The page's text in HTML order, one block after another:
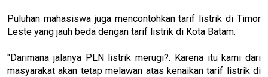
Puluhan mahasiswa juga mencontohkan tarif listrik di Timor
Leste yang jauh beda dengan tarif listrik di Kota Batam.
"Darimana jalanya PLN listrik merugi?. Karena itu kami dari
masyarakat akan tetap melawan atas kenaikan tarif listrik di